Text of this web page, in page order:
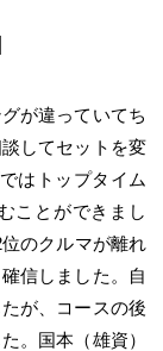
が違っていてち
してセットを変
はトップタイム
ことができまし
のクルマが離れ
信しました。自
が、コースの後
。国本（雄資）